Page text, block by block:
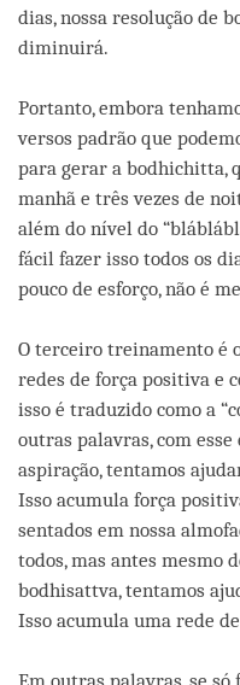
dias, nossa resolução de
diminuirá.
Portanto, embora
versos padrão que
para gerar a bodhichitta,
manhã e três vezes de
além do nível do
fácil fazer isso todos os
pouco de esforço, não é
O terceiro treinamento é
redes de força positiva e
isso é traduzido como a
outras palavras, com
aspiração, tentamos
Isso acumula força
sentados em nossa
todos, mas antes mesmo
bodhisattva, tentamos
Isso acumula uma rede